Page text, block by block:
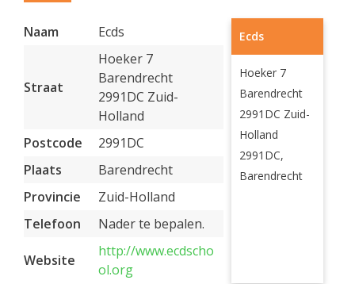
Naam Ecds
Straat
Hoeker 7
Barendrecht
2991DC Zuid-
Holland
Postcode
2991DC
Plaats
Barendrecht
Provincie
Zuid-Holland
Telefoon
Nader te bepalen.
Website
http://www.ecdscho
ol.org
Ecds
Hoeker 7
Barendrecht
2991DC Zuid-
Holland
2991DC,
Barendrecht